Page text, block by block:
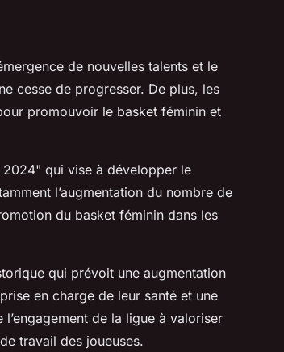
de nouvelles talents et le
cesse de progresser. De plus, les
promouvoir le basket féminin et
2024" qui vise à développer le
l’augmentation du nombre de
du basket féminin dans les
qui prévoit une augmentation
en charge de leur santé et une
de la ligue à valoriser
travail des joueuses.